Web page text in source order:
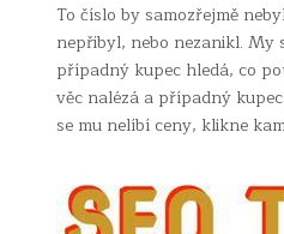
To číslo by samozřejmě
nepřibyl, nebo nezanikl. My
případný kupec hledá, co
věc nalézá a případný
se mu nelíbí ceny, klikne